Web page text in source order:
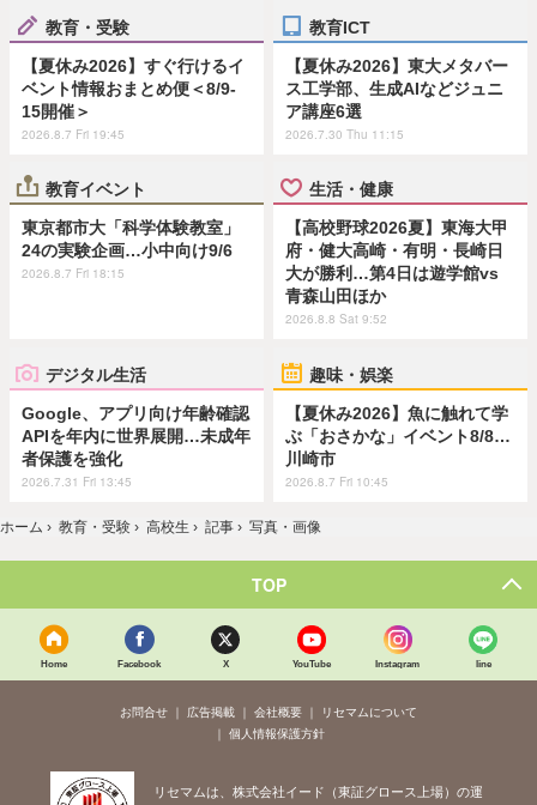
教育・受験
【夏休み2026】すぐ行けるイ
ベント情報おまとめ便＜8/9-
15開催＞
2026.8.7 Fri 19:45
教育ICT
【夏休み2026】東大メタバー
ス工学部、生成AIなどジュニ
ア講座6選
2026.7.30 Thu 11:15
教育イベント
東京都市大「科学体験教室」
24の実験企画…小中向け9/6
2026.8.7 Fri 18:15
生活・健康
【高校野球2026夏】東海大甲
府・健大高崎・有明・長崎日
大が勝利…第4日は遊学館vs
青森山田ほか
2026.8.8 Sat 9:52
デジタル生活
Google、アプリ向け年齢確認
APIを年内に世界展開…未成年
者保護を強化
2026.7.31 Fri 13:45
趣味・娯楽
【夏休み2026】魚に触れて学
ぶ「おさかな」イベント8/8…
川崎市
2026.8.7 Fri 10:45
ホーム › 教育・受験 › 高校生 › 記事 › 写真・画像
TOP
Home Facebook X YouTube Instagram line
お問合せ 広告掲載 会社概要
リセマムについて
個人情報保護方針
リセマムは、株式会社イード（東証グロース上場）の運